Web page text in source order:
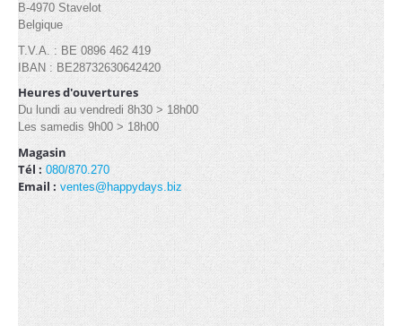
B-4970 Stavelot
Belgique
T.V.A. : BE 0896 462 419
IBAN : BE28732630642420
Heures d'ouvertures
Du lundi au vendredi 8h30 > 18h00
Les samedis 9h00 > 18h00
Magasin
Tél : 080/870.270
Email : ventes@happydays.biz